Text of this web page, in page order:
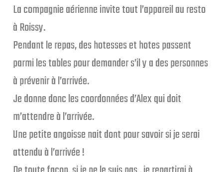
La compagnie aérienne invite tout l’appareil au resto
à Roissy.
Pendant le repas, des hotesses et hotes passent
parmi les tables pour demander s’il y a des personnes
à prévenir à l’arrivée.
Je donne donc les coordonnées d’Alex qui doit
m’attendre à l’arrivée.
Une petite angoisse nait dont pour savoir si je serai
attendu à l’arrivée !